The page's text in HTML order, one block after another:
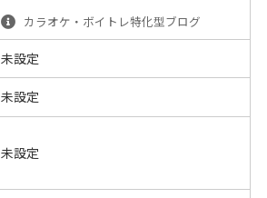
カラオケ・ボイトレ特化型ブログ
未設定
未設定
未設定